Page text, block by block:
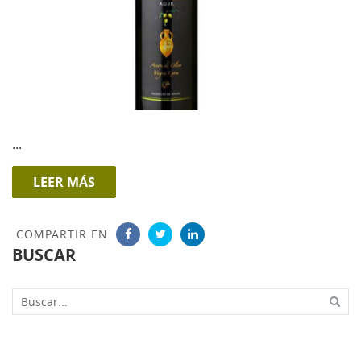
...
LEER MÁS
COMPARTIR EN
BUSCAR
Buscar...